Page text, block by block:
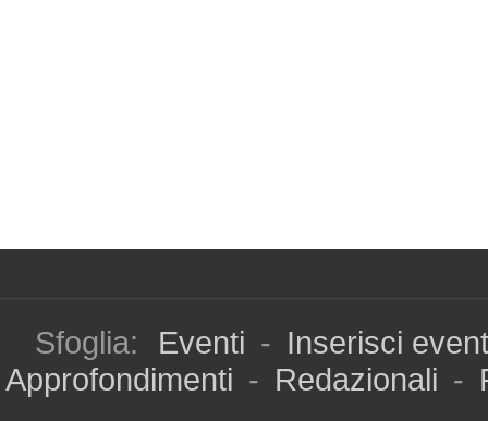
Sfoglia: Eventi - Inserisci
Approfondimenti - Redazionali -